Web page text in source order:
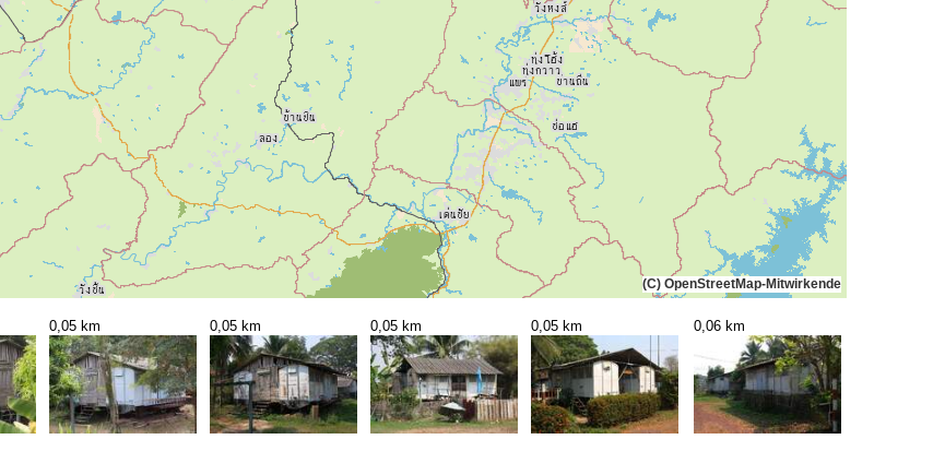
(C) OpenStreetMap-Mitwirkende
0,05 km 0,05 km 0,05 km 0,05 km 0,06 km